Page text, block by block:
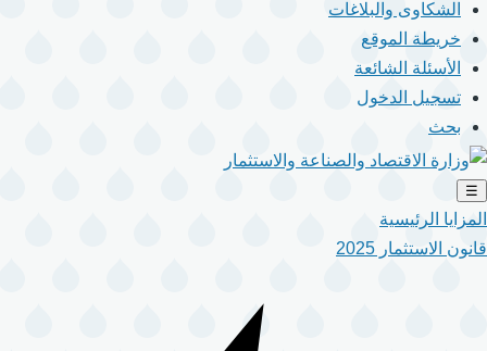
الشكاوى والبلاغات
خريطة الموقع
الأسئلة الشائعة
تسجيل الدخول
بحث
☰
المزايا الرئيسية
قانون الاستثمار 2025